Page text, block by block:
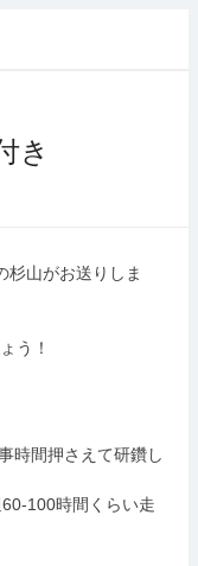
き
杉山がお送りしま
う！
時間押さえて研鑽し
100時間くらい走